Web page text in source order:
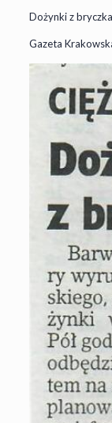
Dożynki z
Gazeta